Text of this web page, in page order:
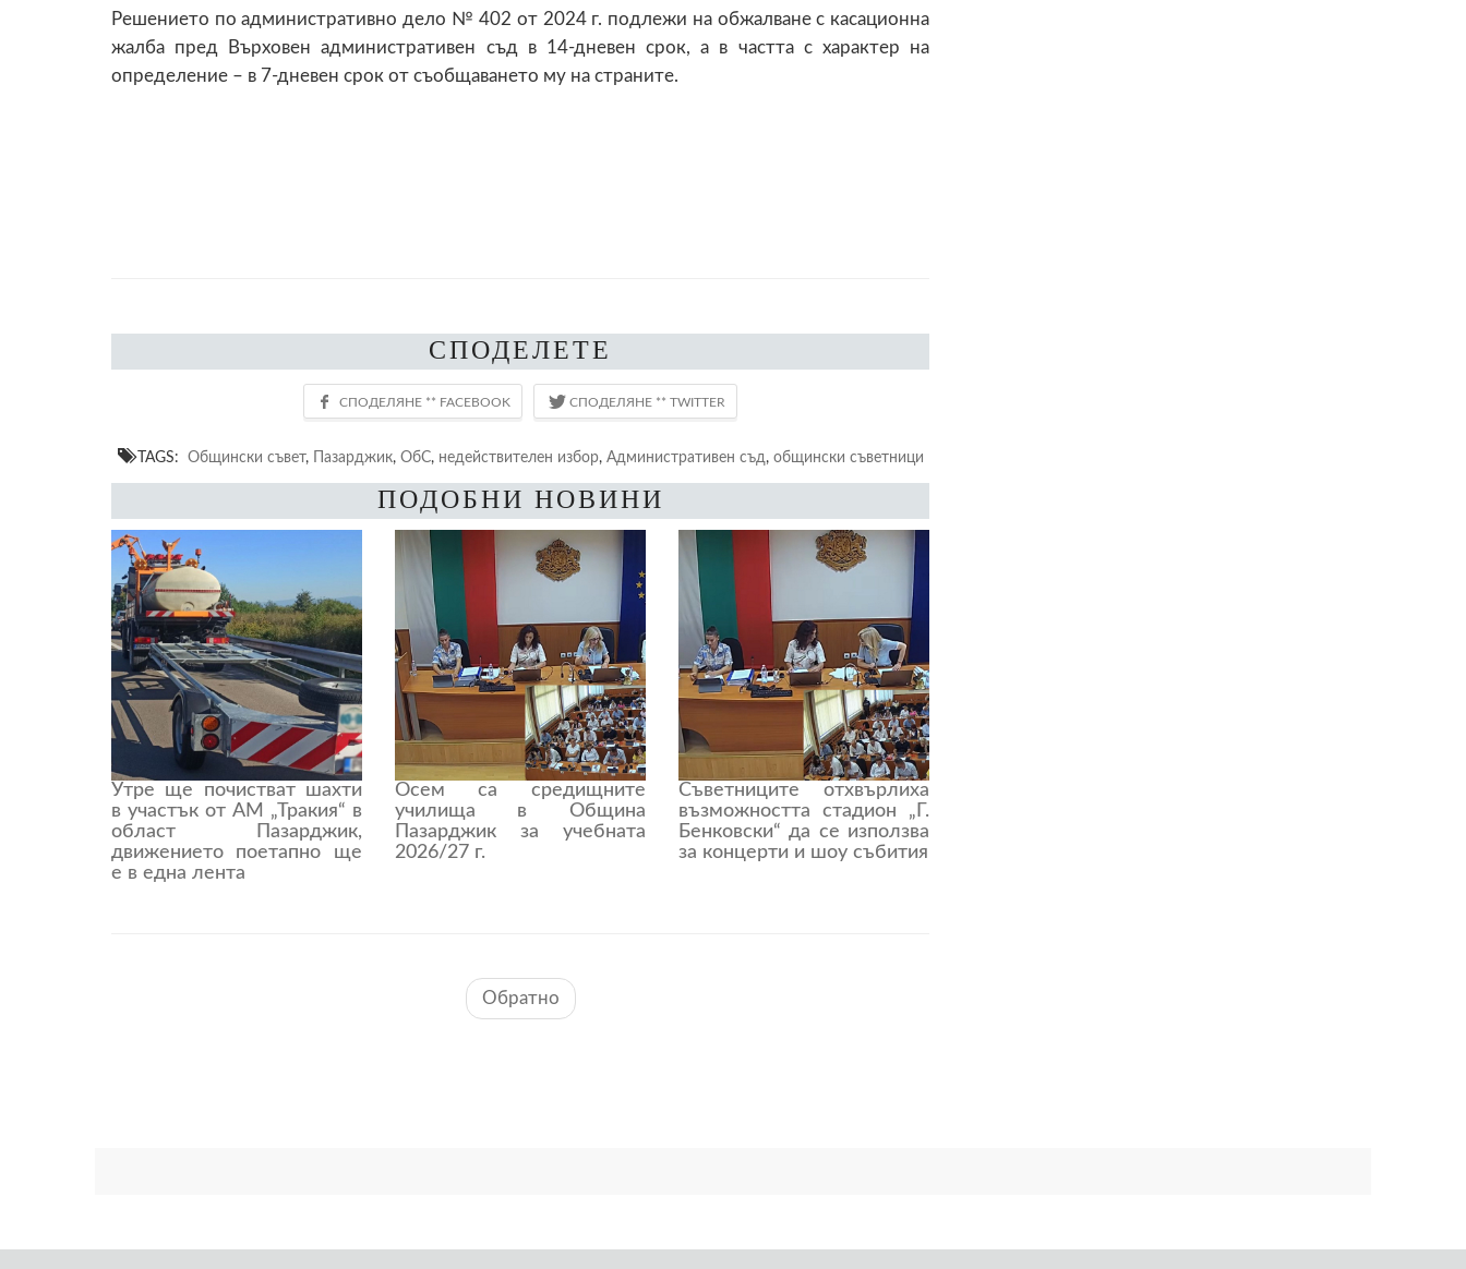
Решението по административно дело № 402 от 2024 г. подлежи на обжалване с касационна
жалба пред Върховен административен съд в 14-дневен срок, а в частта с характер на
определение – в 7-дневен срок от съобщаването му на страните.
СПОДЕЛЕТЕ
TAGS: Общински съвет, Пазарджик, ОбС, недействителен избор, Административен съд , общински съветници
ПОДОБНИ НОВИНИ
Утре ще почистват шахти
в участък от АМ „Тракия“ в
област Пазарджик,
движението поетапно ще
е в една лента
Осем са средищните
училища в Община
Пазарджик за учебната
2026/27 г.
Съветниците отхвърлиха
възможността стадион „Г.
Бенковски“ да се използва
за концерти и шоу събития
Обратно